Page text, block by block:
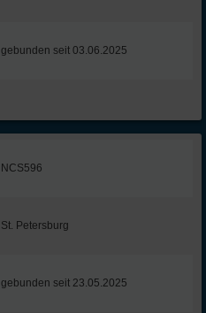
gebunden seit 03.06.2025
NCS596
St. Petersburg
gebunden seit 23.05.2025